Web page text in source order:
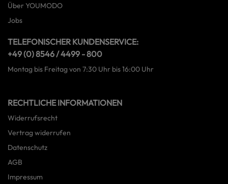
Über YOUMODO
Jobs
TELEFONISCHER KUNDENSERVICE:
+49 (0) 8546 / 4499 - 800
Montag bis Freitag von 7:30 Uhr bis 16:00 Uhr
RECHTLICHE INFORMATIONEN
Widerrufsrecht
Vertrag widerrufen
Datenschutz
AGB
Impressum